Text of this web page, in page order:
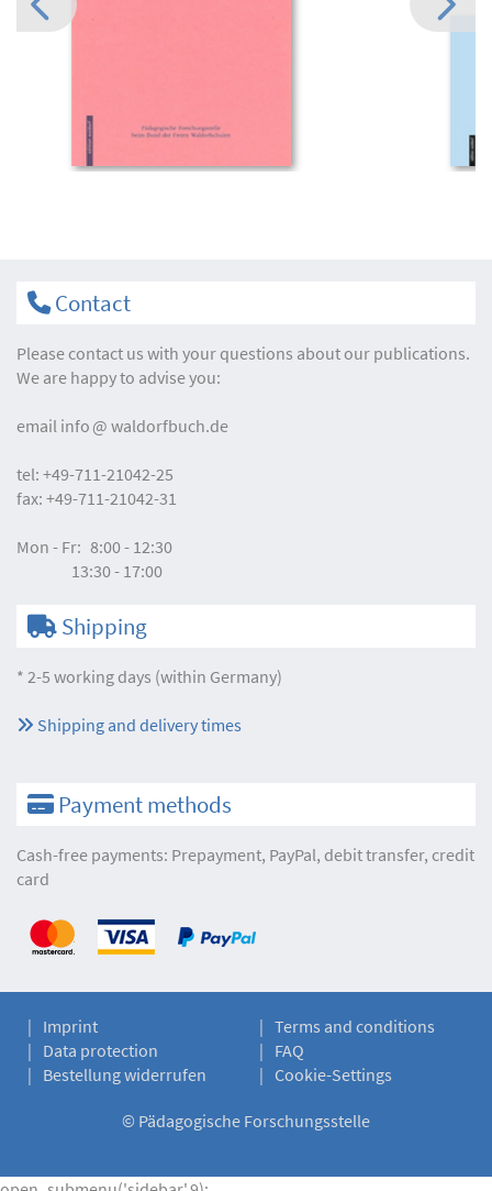
Contact
Please contact us with your questions about our publications.
We are happy to advise you:
email info waldorfbuch.de
tel: +49-711-21042-25
fax: +49-711-21042-31
Mon - Fr: 8:00 - 12:30
13:30 - 17:00
Shipping
* 2-5 working days (within Germany)
Shipping and delivery times
Payment methods
Cash-free payments: Prepayment, PayPal, debit transfer, credit
card
Imprint
Terms and conditions
Data protection
FAQ
Bestellung widerrufen
Cookie-Settings
© Pädagogische Forschungsstelle